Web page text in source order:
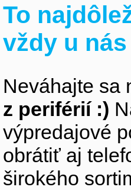
To
vždy u
Neváhajte sa
z periférií :)
výpredajové
obrátiť aj
širokého